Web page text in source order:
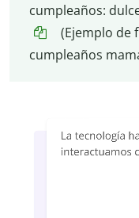
cumpleaños:
(Ejemplo de
cumpleaños